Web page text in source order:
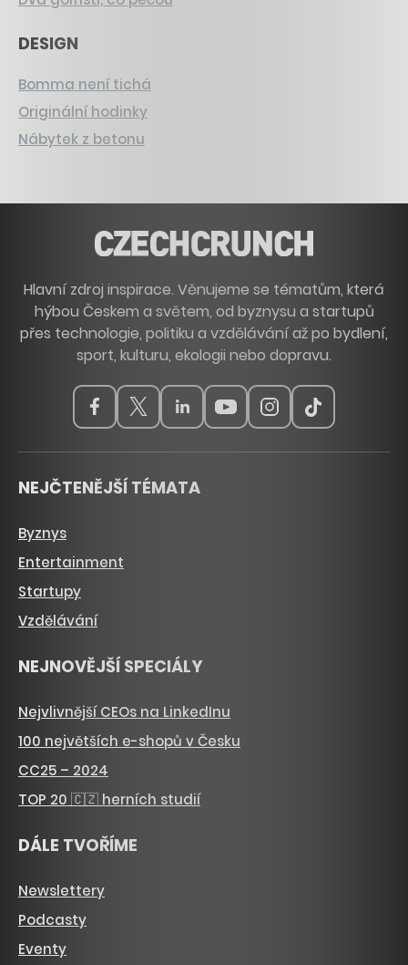
DESIGN
Bomma není tichá
Originální hodinky
Nábytek z betonu
Hlavní zdroj inspirace. Věnujeme se tématům, která
hýbou Českem a světem, od byznysu a startupů
přes technologie, politiku a vzdělávání až po bydlení,
sport, kulturu, ekologii nebo dopravu.
NEJČTENĚJŠÍ TÉMATA
Byznys
Entertainment
Startupy
Vzdělávání
NEJNOVĚJŠÍ SPECIÁLY
Nejvlivnější CEOs na LinkedInu
100 největších e-shopů v Česku
CC25 – 2024
TOP 20 🇨🇿 herních studií
DÁLE TVOŘÍME
Newslettery
Podcasty
Eventy